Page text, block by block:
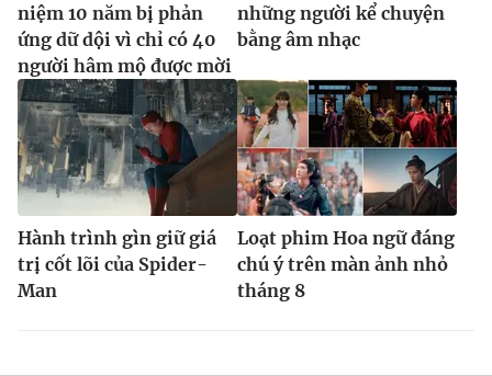
niệm 10 năm bị phản
ứng dữ dội vì chỉ có 40
người hâm mộ được mời
những người kể chuyện
bằng âm nhạc
Hành trình gìn giữ giá
trị cốt lõi của Spider-
Man
Loạt phim Hoa ngữ đáng
chú ý trên màn ảnh nhỏ
tháng 8